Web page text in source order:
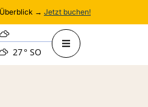
→ Jetzt buchen!
27° SO